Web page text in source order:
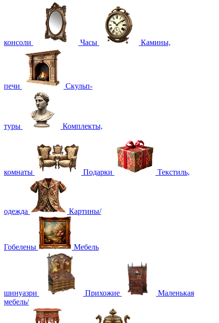
консоли Часы Камины,
печи Скульп-
туры Комплекты,
комнаты Подарки Текстиль,
одежда Картины/
Гобелены Мебель
шинуазри Прихожие
Маленькая
мебель/